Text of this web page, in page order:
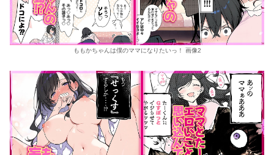
ももかちゃんは僕のママになりたいっ！ 画像2